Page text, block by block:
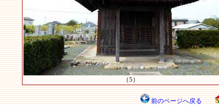
（5）
前のページへ戻る